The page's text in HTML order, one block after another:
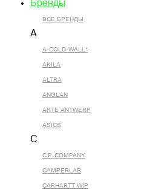
Бренды
ВСЕ БРЕНДЫ
A
A-COLD-WALL*
AKILA
ALTRA
ANGLAN
ARTE ANTWERP
ASICS
C
C.P. COMPANY
CAMPERLAB
CARHARTT WIP